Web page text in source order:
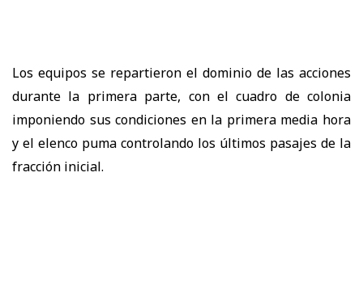
Los equipos se repartieron el dominio de las acciones
durante la primera parte, con el cuadro de colonia
imponiendo sus condiciones en la primera media hora
y el elenco puma controlando los últimos pasajes de la
fracción inicial.